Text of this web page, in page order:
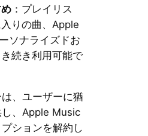
：プレイリス
入りの曲、Apple
ソナライズドお
続き利用可能で
、ユーザーに猶
、Apple Music
ションを解約し